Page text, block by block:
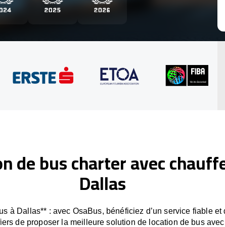
de bus charter avec
Dallas
à Dallas** : avec OsaBus, bénéficiez d’un service fiable et
de proposer la meilleure solution de location de bus avec